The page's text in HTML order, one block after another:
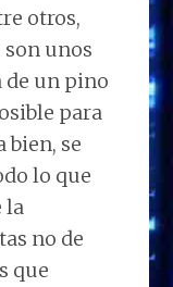
otros,
unos
de un pino
para
bien, se
lo que
la
no de
que